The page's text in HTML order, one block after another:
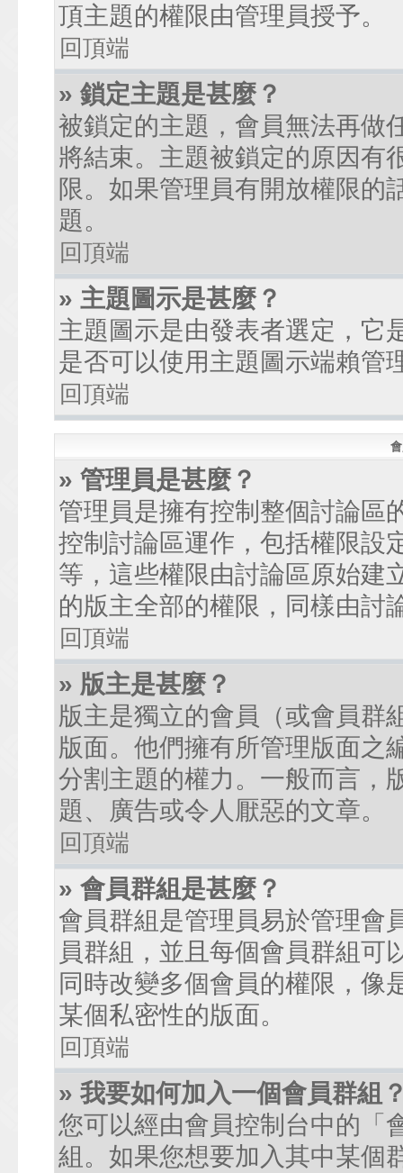
頂主題的權限由管理員授予。
回頂端
» 鎖定主題是甚麼？
被鎖定的主題，會員無法再做
將結束。主題被鎖定的原因有
限。如果管理員有開放權限的
題。
回頂端
» 主題圖示是甚麼？
主題圖示是由發表者選定，它
是否可以使用主題圖示端賴管
回頂端
» 管理員是甚麼？
管理員是擁有控制整個討論區
控制討論區運作，包括權限設
等，這些權限由討論區原始建
的版主全部的權限，同樣由討
回頂端
» 版主是甚麼？
版主是獨立的會員（或會員群
版面。他們擁有所管理版面之
分割主題的權力。一般而言，
題、廣告或令人厭惡的文章。
回頂端
» 會員群組是甚麼？
會員群組是管理員易於管理會
員群組，並且每個會員群組可
同時改變多個會員的權限，像
某個私密性的版面。
回頂端
» 我要如何加入一個會員群組
您可以經由會員控制台中的「
組。如果您想要加入其中某個